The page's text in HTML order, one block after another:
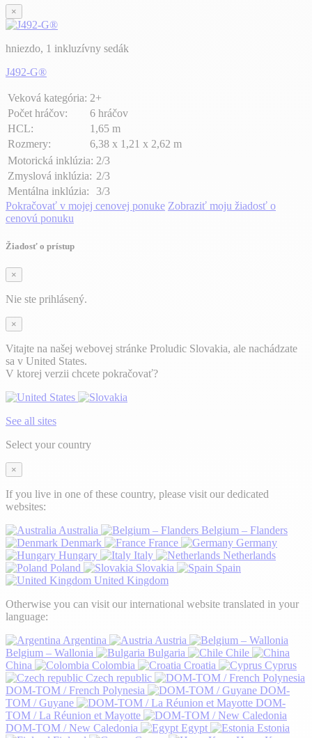
×
hniezdo, 1 inkluzívny sedák
J492-G®
Veková kategória: 2+
Počet hráčov:
6 hráčov
HCL:
1,65 m
Rozmery:
6,38 x 1,21 x 2,62 m
Motorická inklúzia: 2/3
Zmyslová inklúzia: 2/3
Mentálna inklúzia:
3/3
Pokračovať v mojej cenovej ponuke Zobraziť moju žiadosť o
cenovú ponuku
Žiadosť o prístup
×
Nie ste prihlásený.
×
Vitajte na našej webovej stránke Proludic Slovakia, ale nachádzate
sa v United States.
V ktorej verzii chcete pokračovať?
See all sites
Select your country
×
If you live in one of these country, please visit our dedicated
websites:
Australia
Belgium – Flanders
Denmark
France
Germany
Hungary
Italy
Netherlands
Poland
Slovakia
Spain
United Kingdom
Otherwise you can visit our international website translated in your
language:
Argentina
Austria
Belgium – Wallonia
Bulgaria
Chile
China
Colombia Croatia
Cyprus
Czech republic
DOM-TOM / French Polynesia
DOM-
TOM / Guyane
DOM-
TOM / La Réunion et Mayotte
DOM-TOM / New Caledonia
Egypt
Estonia